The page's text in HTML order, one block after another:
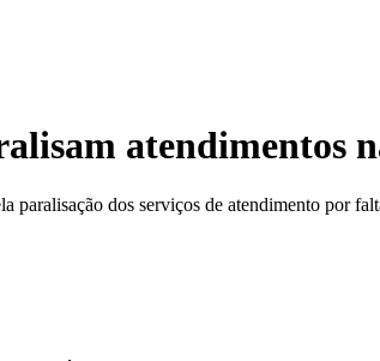
atendimentos
paralisação dos serviços de atendimento por